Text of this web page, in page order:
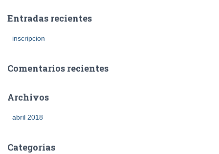
Entradas recientes
inscripcion
Comentarios recientes
Archivos
abril 2018
Categorías